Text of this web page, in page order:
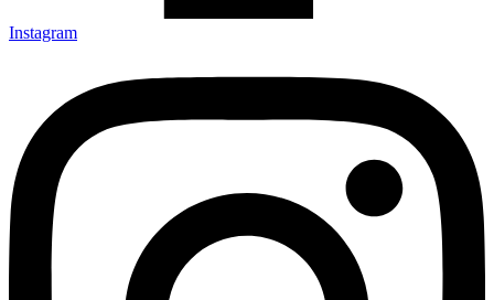
Instagram